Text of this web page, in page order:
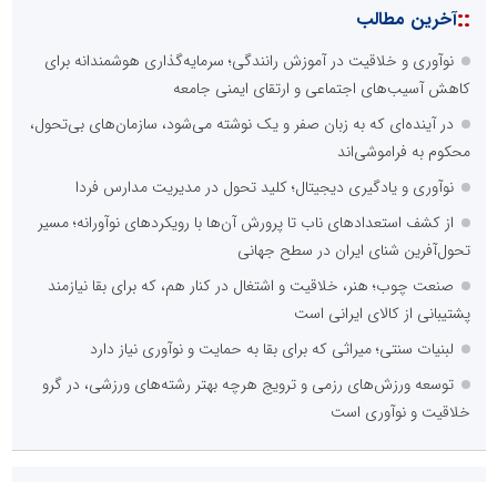
::آخرین مطالب
نوآوری و خلاقیت در آموزش رانندگی؛ سرمایه‌گذاری هوشمندانه برای
کاهش آسیب‌های اجتماعی و ارتقای ایمنی جامعه
در آینده‌ای که به زبان صفر و یک نوشته می‌شود، سازمان‌های بی‌تحول،
محکوم به فراموشی‌اند
نوآوری و یادگیری دیجیتال؛ کلید تحول در مدیریت مدارس فردا
از کشف استعدادهای ناب تا پرورش آن‌ها با رویکردهای نوآورانه؛ مسیر
تحول‌آفرین شنای ایران در سطح جهانی
صنعت چوب؛ هنر، خلاقیت و اشتغال در کنار هم، که برای بقا نیازمند
پشتیبانی از کالای ایرانی است
لبنیات سنتی؛ میراثی که برای بقا به حمایت و نوآوری نیاز دارد
توسعه ورزش‌های رزمی و ترویج هرچه بهتر رشته‌های ورزشی، در گرو
خلاقیت و نوآوری است